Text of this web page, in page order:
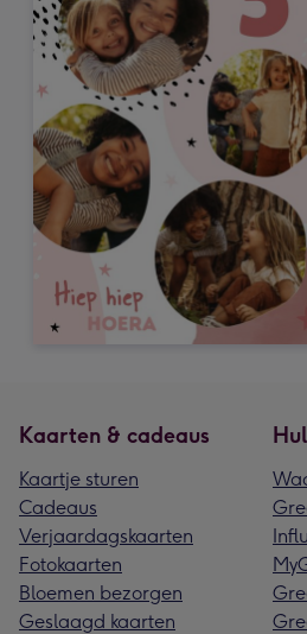
Kaarten & cadeaus
Kaartje sturen
Cadeaus
Verjaardagskaarten
Fotokaarten
Bloemen bezorgen
Geslaagd kaarten